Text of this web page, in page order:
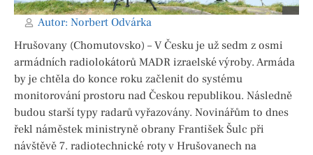
Autor: Norbert Odvárka
Hrušovany (Chomutovsko) – V Česku je už sedm z osmi
armádních radiolokátorů MADR izraelské výroby. Armáda
by je chtěla do konce roku začlenit do systému
monitorování prostoru nad Českou republikou. Následně
budou starší typy radarů vyřazovány. Novinářům to dnes
řekl náměstek ministryně obrany František Šulc při
návštěvě 7. radiotechnické roty v Hrušovanech na